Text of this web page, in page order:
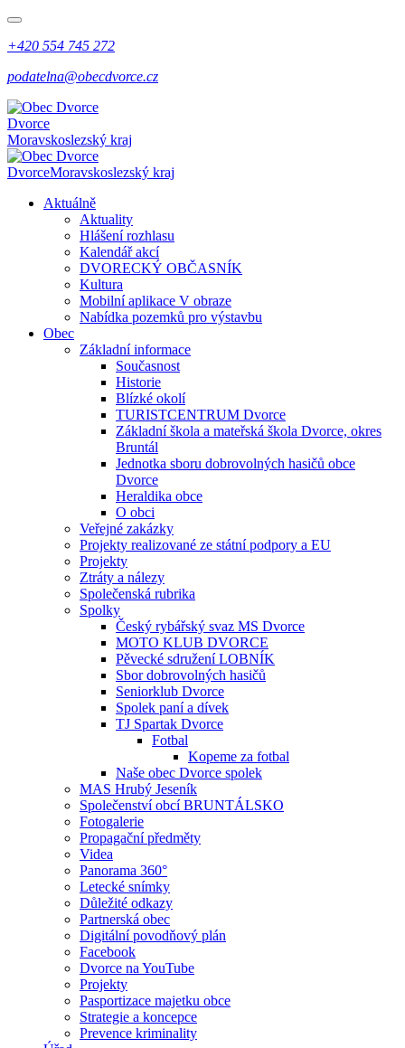
+420 554 745 272
podatelna@obecdvorce.cz
Dvorce
Moravskoslezský kraj
DvorceMoravskoslezský kraj
Aktuálně
Aktuality
Hlášení rozhlasu
Kalendář akcí
DVORECKÝ OBČASNÍK
Kultura
Mobilní aplikace V obraze
Nabídka pozemků pro výstavbu
Obec
Základní informace
Současnost
Historie
Blízké okolí
TURISTCENTRUM Dvorce
Základní škola a mateřská škola Dvorce, okres
Bruntál
Jednotka sboru dobrovolných hasičů obce
Dvorce
Heraldika obce
O obci
Veřejné zakázky
Projekty realizované ze státní podpory a EU
Projekty
Ztráty a nálezy
Společenská rubrika
Spolky
Český rybářský svaz MS Dvorce
MOTO KLUB DVORCE
Pěvecké sdružení LOBNÍK
Sbor dobrovolných hasičů
Seniorklub Dvorce
Spolek paní a dívek
TJ Spartak Dvorce
Fotbal
Kopeme za fotbal
Naše obec Dvorce spolek
MAS Hrubý Jeseník
Společenství obcí BRUNTÁLSKO
Fotogalerie
Propagační předměty
Videa
Panorama 360°
Letecké snímky
Důležité odkazy
Partnerská obec
Digitální povodňový plán
Facebook
Dvorce na YouTube
Projekty
Pasportizace majetku obce
Strategie a koncepce
Prevence kriminality